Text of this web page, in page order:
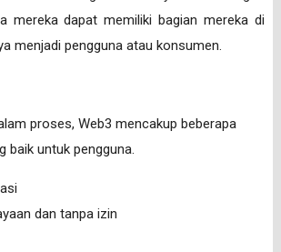
mereka dapat memiliki bagian mereka di
menjadi pengguna atau konsumen.
proses, Web3 mencakup beberapa
baik untuk pengguna.
dan tanpa izin